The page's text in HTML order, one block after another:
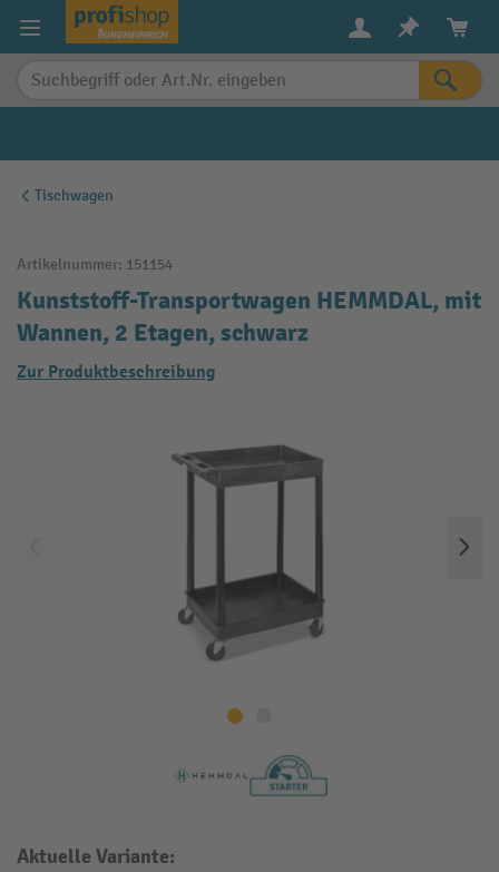
springen
Tischwagen
Artikelnummer: 151154
Kunststoff-Transportwagen HEMMDAL, mit
Wannen, 2 Etagen, schwarz
Zur Produktbeschreibung
Aktuelle Variante: